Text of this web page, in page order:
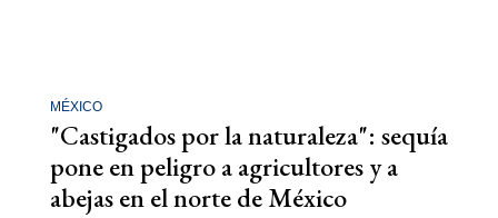
MÉXICO
"Castigados por la naturaleza": sequía
pone en peligro a agricultores y a
abejas en el norte de México